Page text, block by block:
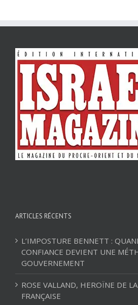
ARTICLES RÉCENTS
L’IMPOSTURE BENNETT :
CONFIANCE DEVIENT UNE
GOUVERNEMENT
ROSE VALLAND, HEROÏNE DE
FRANÇAISE